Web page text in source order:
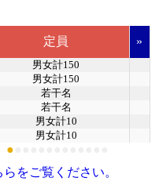
定員 »
男女計150
男女計150
若干名
若干名
男女計10
男女計10
●
をご覧ください。